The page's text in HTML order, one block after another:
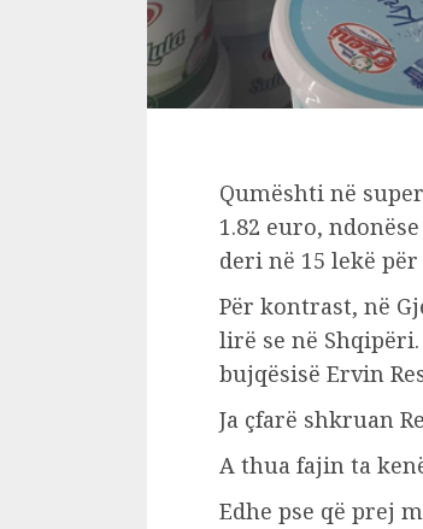
Qumështi në
1.82 euro,
deri në 15 lekë
Për kontrast, në
lirë se në
bujqësisë Ervin
Ja çfarë shkruan
A thua fajin ta
Edhe pse që prej